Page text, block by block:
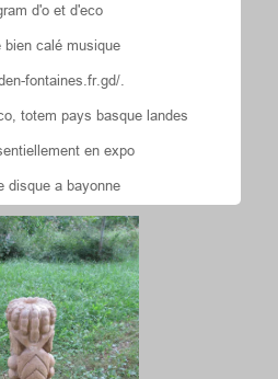
d'o et d'eco
bien calé musique
fontaines.fr.gd/.
totem pays basque landes
en expo
disque a bayonne